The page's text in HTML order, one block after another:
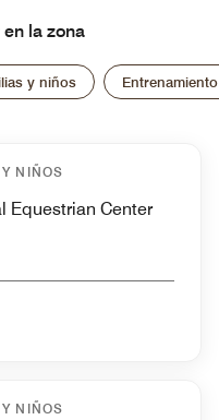
la zona
y niños Entrenamiento
NIÑOS
Equestrian Center
NIÑOS